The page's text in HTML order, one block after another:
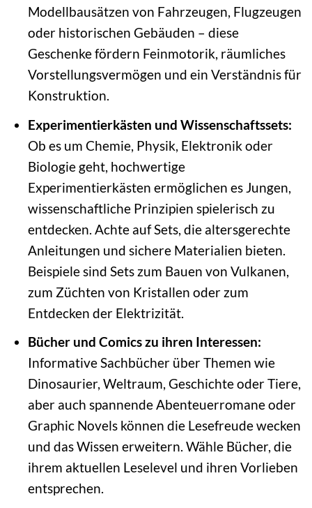
Modellbausätzen von Fahrzeugen, Flugzeugen
oder historischen Gebäuden – diese
Geschenke fördern Feinmotorik, räumliches
Vorstellungsvermögen und ein Verständnis für
Konstruktion.
Experimentierkästen und Wissenschaftssets:
Ob es um Chemie, Physik, Elektronik oder
Biologie geht, hochwertige
Experimentierkästen ermöglichen es Jungen,
wissenschaftliche Prinzipien spielerisch zu
entdecken. Achte auf Sets, die altersgerechte
Anleitungen und sichere Materialien bieten.
Beispiele sind Sets zum Bauen von Vulkanen,
zum Züchten von Kristallen oder zum
Entdecken der Elektrizität.
Bücher und Comics zu ihren Interessen:
Informative Sachbücher über Themen wie
Dinosaurier, Weltraum, Geschichte oder Tiere,
aber auch spannende Abenteuerromane oder
Graphic Novels können die Lesefreude wecken
und das Wissen erweitern. Wähle Bücher, die
ihrem aktuellen Leselevel und ihren Vorlieben
entsprechen.